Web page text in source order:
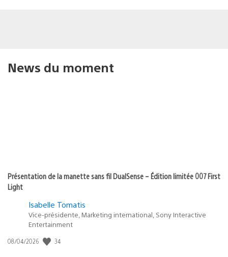
News du moment
Présentation de la manette sans fil DualSense – Édition limitée 007 First
Light
Isabelle Tomatis
Vice-présidente, Marketing international, Sony Interactive
Entertainment
Date
08/04/2026 34